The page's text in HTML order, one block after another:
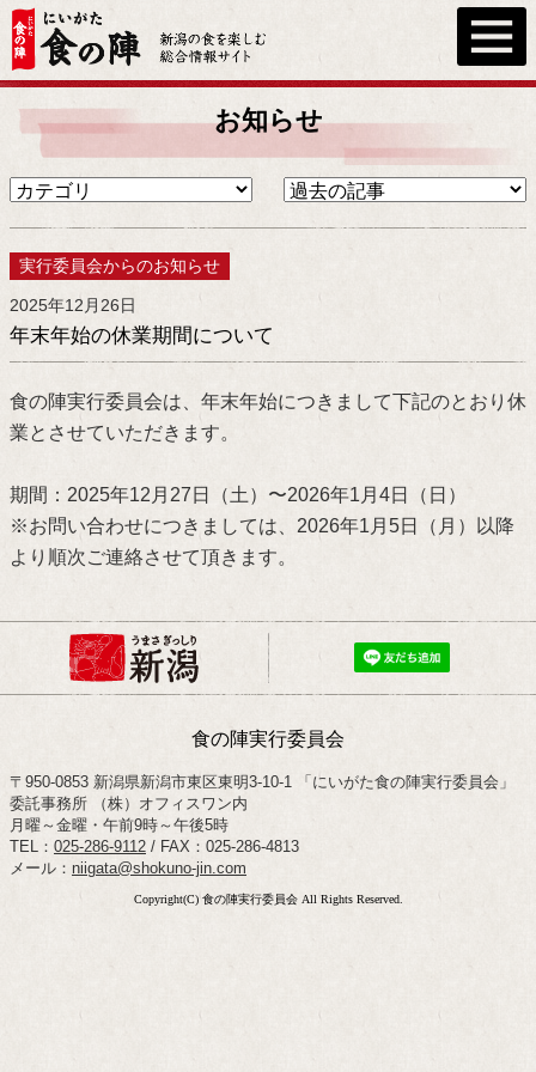
お知らせ
実行委員会からのお知らせ
2025年12月26日
年末年始の休業期間について
食の陣実行委員会は、年末年始につきまして下記のとおり休
業とさせていただきます。
期間：2025年12月27日（土）〜2026年1月4日（日）
※お問い合わせにつきましては、2026年1月5日（月）以降
より順次ご連絡させて頂きます。
食の陣実行委員会
〒950-0853 新潟県新潟市東区東明3-10-1 「にいがた食の陣実行委員会」
委託事務所 （株）オフィスワン内
月曜～金曜・午前9時～午後5時
TEL： 025-286-9112 / FAX：025-286-4813
メール： niigata@shokuno-jin.com
Copyright(C) 食の陣実行委員会 All Rights Reserved.